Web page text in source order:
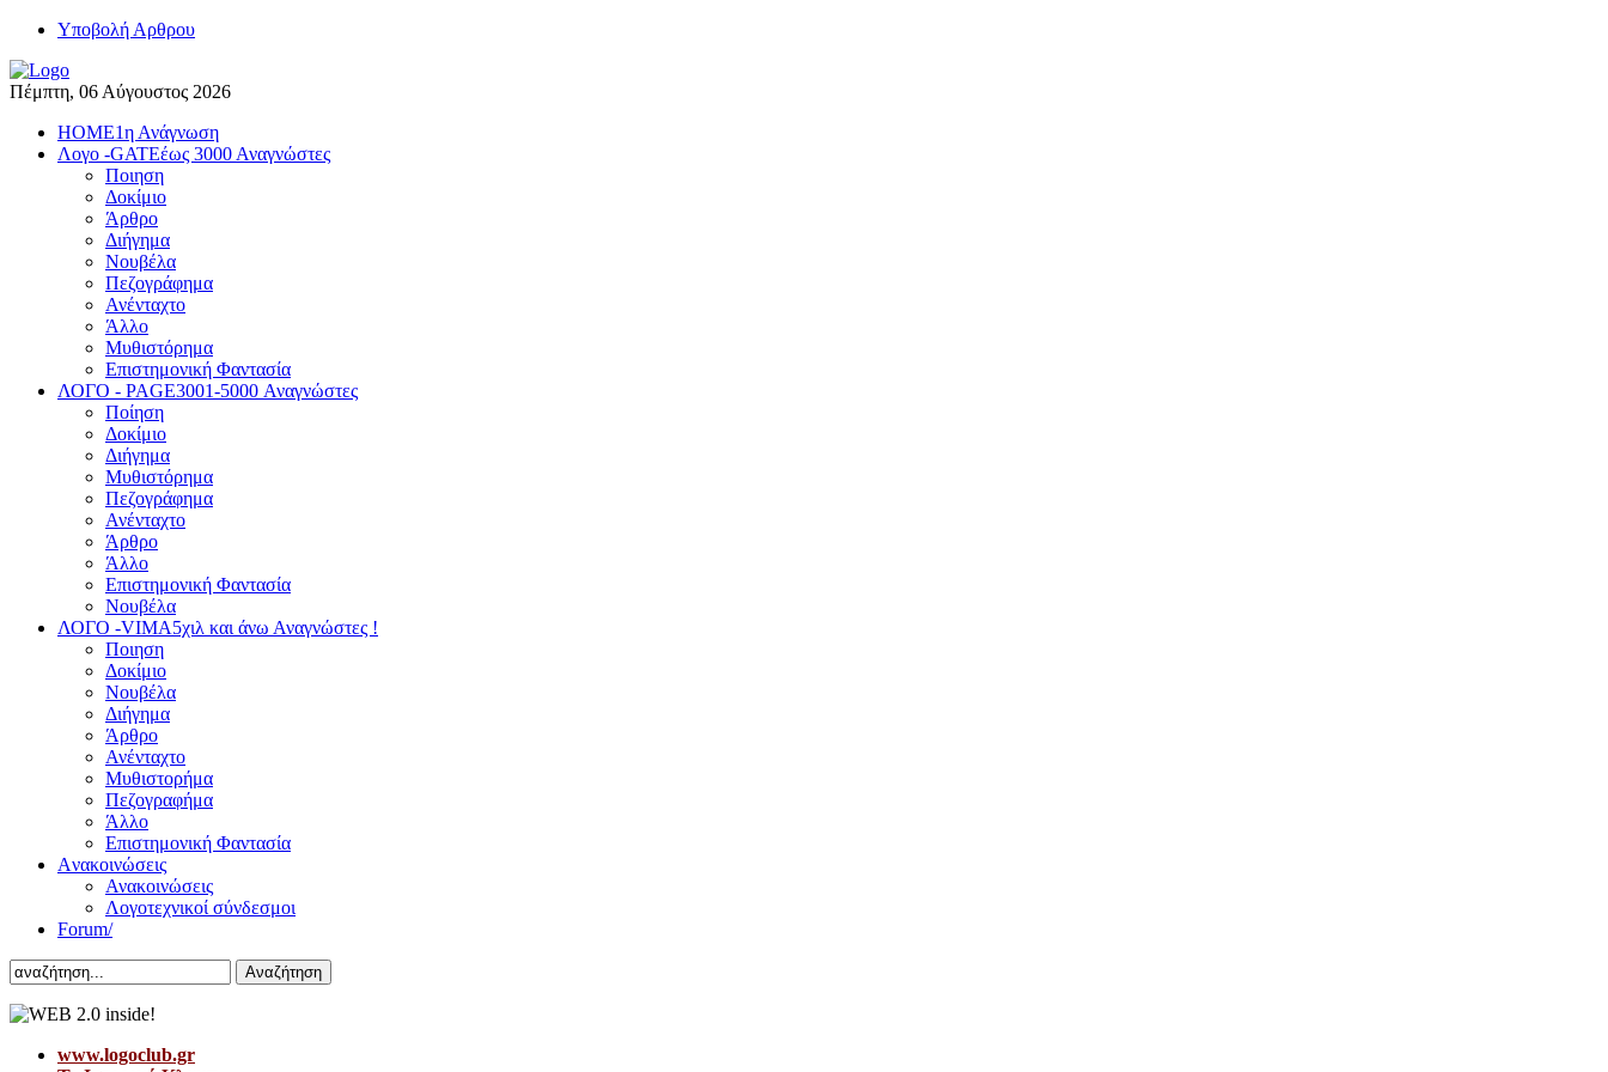
Yποβολή Αρθρου
Πέμπτη, 06 Αύγουστος 2026
HOME1η Ανάγνωση
Λογο -GATEέως 3000 Αναγνώστες
Ποιηση
Δοκίμιο
Άρθρο
Διήγημα
Νουβέλα
Πεζογράφημα
Ανένταχτο
Άλλο
Μυθιστόρημα
Επιστημονική Φαντασία
ΛΟΓΟ - PAGE3001-5000 Αναγνώστες
Ποίηση
Δοκίμιο
Διήγημα
Μυθιστόρημα
Πεζογράφημα
Ανένταχτο
Άρθρο
Άλλο
Επιστημονική Φαντασία
Νουβέλα
ΛΟΓΟ -VIMA5χιλ και άνω Αναγνώστες !
Ποιηση
Δοκίμιο
Νουβέλα
Διήγημα
Άρθρο
Ανένταχτο
Μυθιστορήμα
Πεζογραφήμα
Άλλο
Επιστημονική Φαντασία
Aνακοινώσεις
Ανακοινώσεις
Λογοτεχνικοί σύνδεσμοι
Forum/
Αναζήτηση
www.logoclub.gr